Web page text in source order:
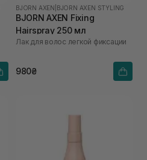
BJORN AXEN BJORN AXEN STYLING
BJORN AXEN Fixing
Hairspray 250 мл
Лак для волос легкой фиксации
980₴